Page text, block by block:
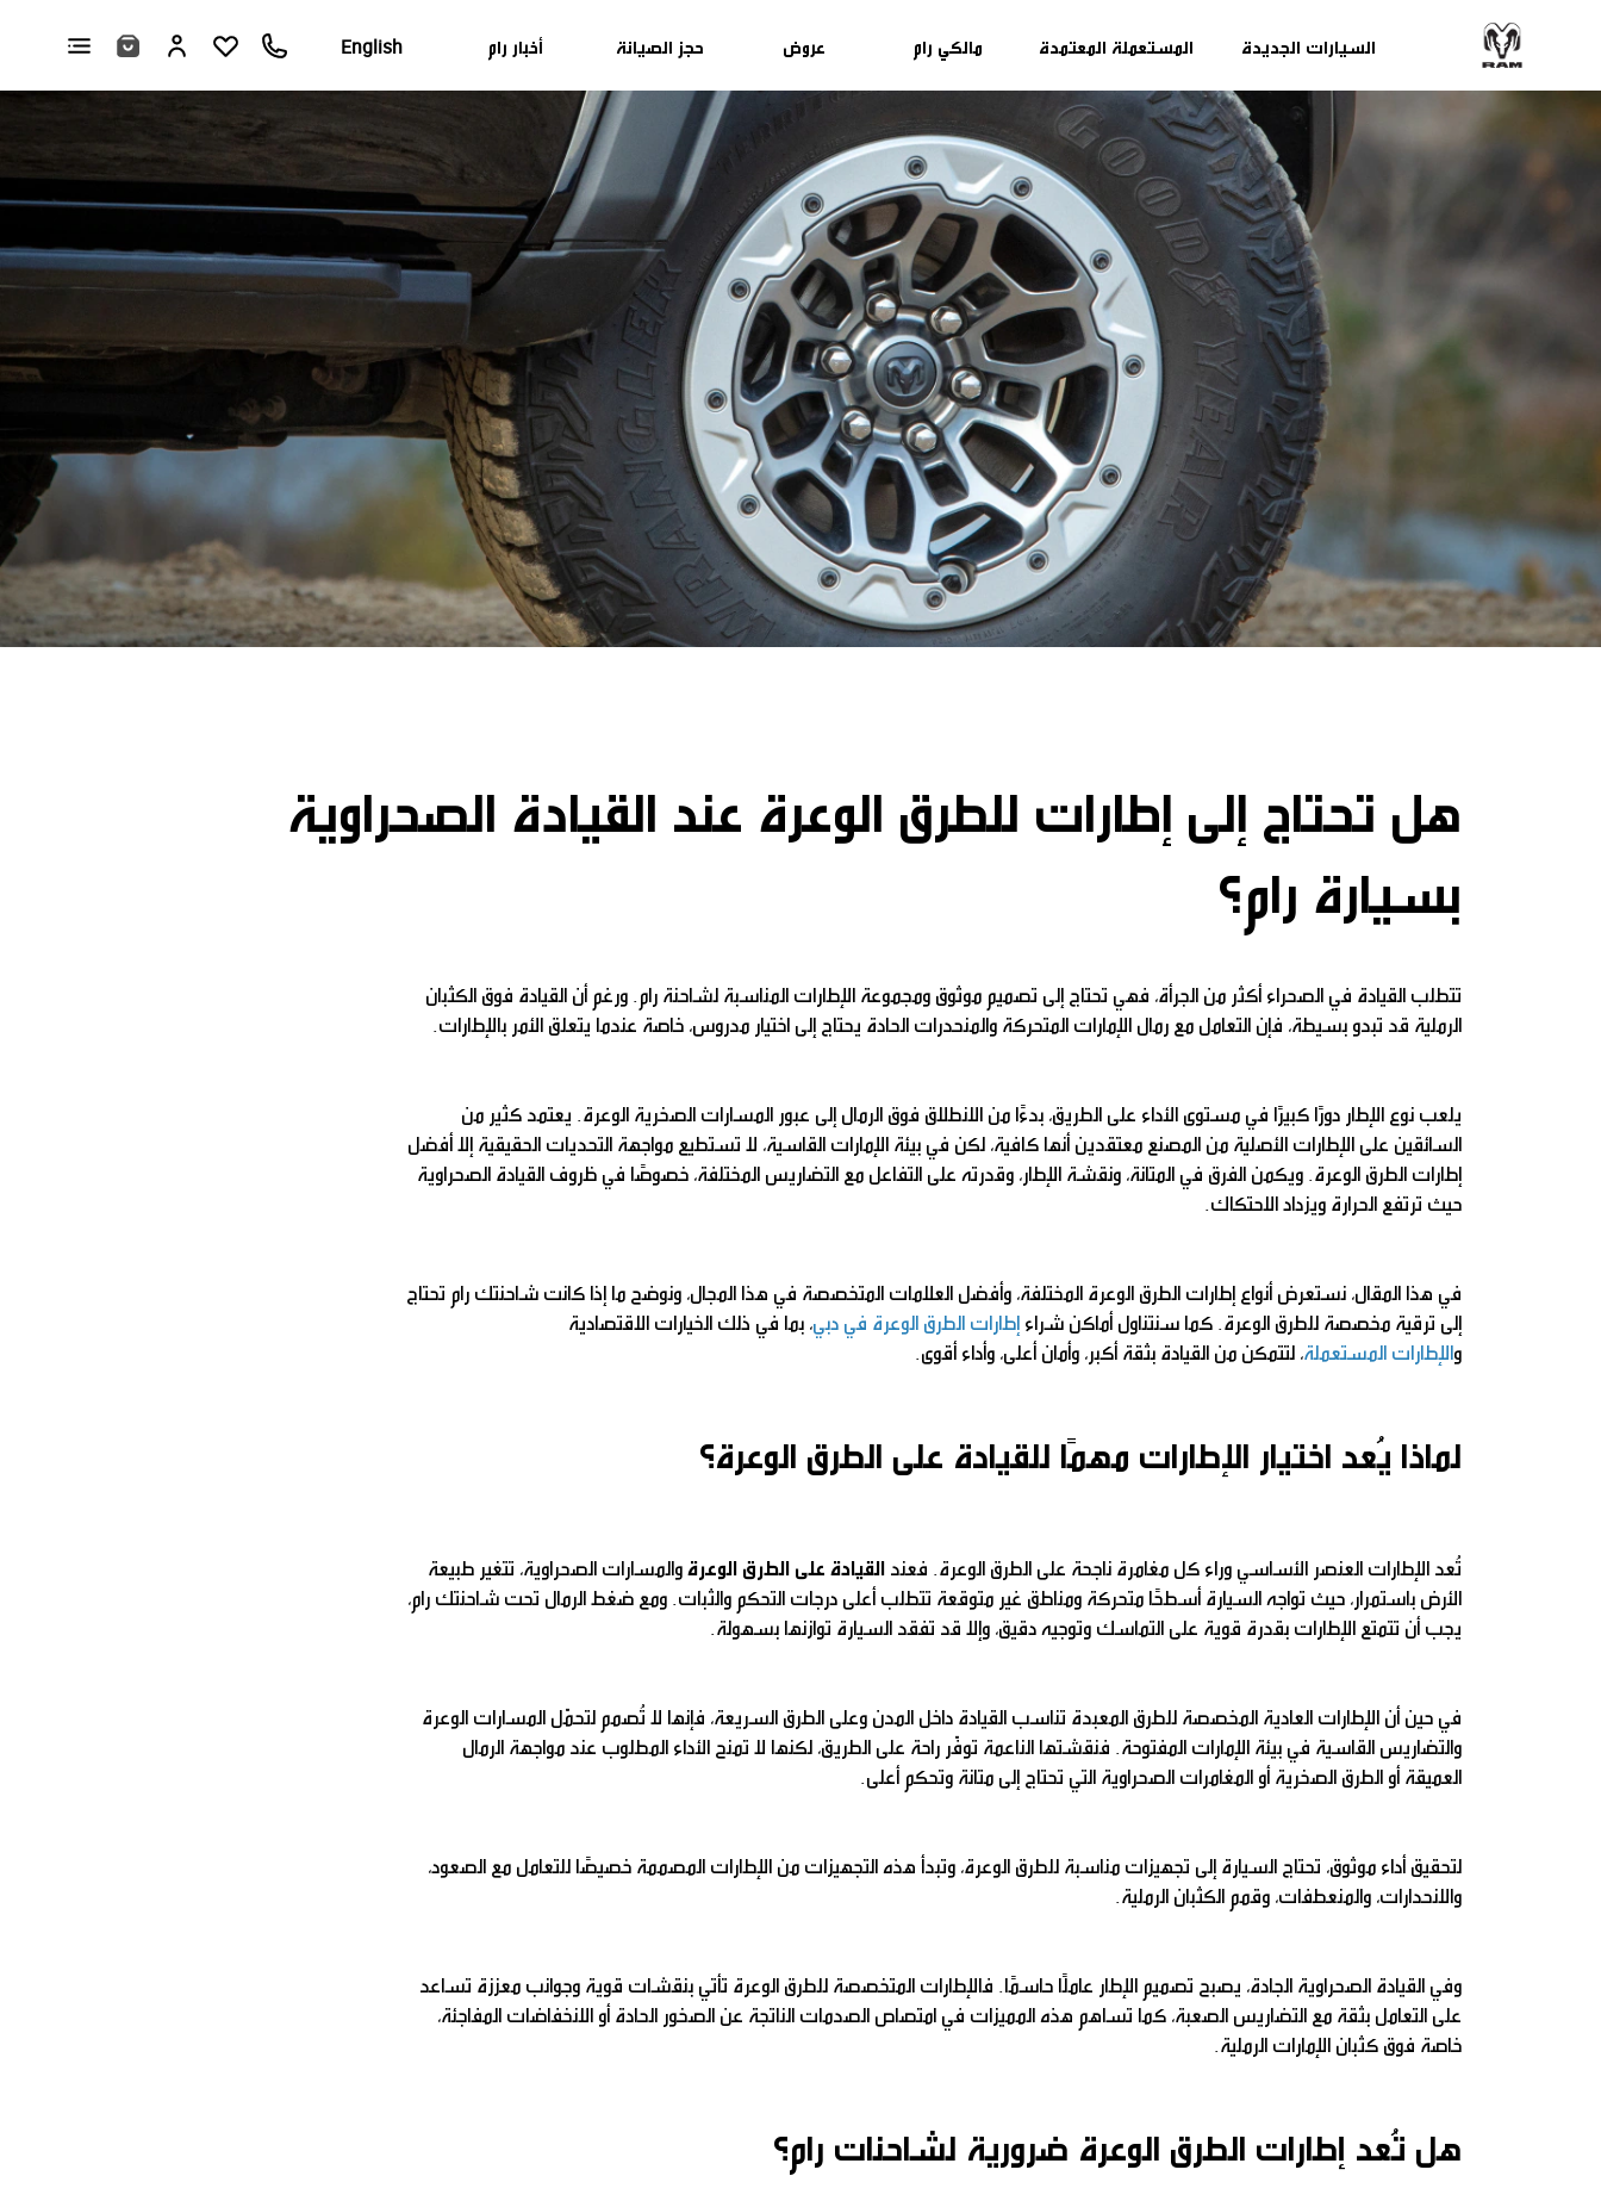
السيارات الجديدة المستعملة المعتمدة مالكي رام عروض حجز الصيانة أخبار رام English
هل تحتاج إلى إطارات للطرق الوعرة عند القيادة الصحراوية
بسيارة رام؟
تتطلب القيادة في الصحراء أكثر من الجرأة، فهي تحتاج إلى تصميم موثوق ومجموعة الإطارات المناسبة لشاحنة رام. ورغم أن القيادة فوق الكثبان
الرملية قد تبدو بسيطة، فإن التعامل مع رمال الإمارات المتحركة والمنحدرات الحادة يحتاج إلى اختيار مدروس، خاصة عندما يتعلق الأمر بالإطارات.
يلعب نوع الإطار دورًا كبيرًا في مستوى الأداء على الطريق، بدءًا من الانطلاق فوق الرمال إلى عبور المسارات الصخرية الوعرة. يعتمد كثير من
السائقين على الإطارات الأصلية من المصنع معتقدين أنها كافية، لكن في بيئة الإمارات القاسية، لا تستطيع مواجهة التحديات الحقيقية إلا أفضل
إطارات الطرق الوعرة. ويكمن الفرق في المتانة، ونقشة الإطار، وقدرته على التفاعل مع التضاريس المختلفة، خصوصًا في ظروف القيادة الصحراوية
حيث ترتفع الحرارة ويزداد الاحتكاك.
في هذا المقال، نستعرض أنواع إطارات الطرق الوعرة المختلفة، وأفضل العلامات المتخصصة في هذا المجال، ونوضح ما إذا كانت شاحنتك رام تحتاج
إلى ترقية مخصصة للطرق الوعرة. كما سنتناول أماكن شراء إطارات الطرق الوعرة في دبي، بما في ذلك الخيارات الاقتصادية
والإطارات المستعملة، لتتمكن من القيادة بثقة أكبر، وأمان أعلى، وأداء أقوى.
لماذا يُعد اختيار الإطارات مهمًا للقيادة على الطرق الوعرة؟
تُعد الإطارات العنصر الأساسي وراء كل مغامرة ناجحة على الطرق الوعرة. فعند القيادة على الطرق الوعرةوالمسارات الصحراوية، تتغير طبيعة
الأرض باستمرار، حيث تواجه السيارة أسطحًا متحركة ومناطق غير متوقعة تتطلب أعلى درجات التحكم والثبات. ومع ضغط الرمال تحت شاحنتك رام،
يجب أن تتمتع الإطارات بقدرة قوية على التماسك وتوجيه دقيق، وإلا قد تفقد السيارة توازنها بسهولة.
في حين أن الإطارات العادية المخصصة للطرق المعبدة تناسب القيادة داخل المدن وعلى الطرق السريعة، فإنها لا تُصمم لتحمّل المسارات الوعرة
والتضاريس القاسية في بيئة الإمارات المفتوحة. فنقشتها الناعمة توفّر راحة على الطريق، لكنها لا تمنح الأداء المطلوب عند مواجهة الرمال
العميقة أو الطرق الصخرية أو المغامرات الصحراوية التي تحتاج إلى متانة وتحكم أعلى.
لتحقيق أداء موثوق، تحتاج السيارة إلى تجهيزات مناسبة للطرق الوعرة، وتبدأ هذه التجهيزات من الإطارات المصممة خصيصًا للتعامل مع الصعود،
والانحدارات، والمنعطفات، وقمم الكثبان الرملية.
وفي القيادة الصحراوية الجادة، يصبح تصميم الإطار عاملًا حاسمًا. فالإطارات المتخصصة للطرق الوعرة تأتي بنقشات قوية وجوانب معززة تساعد
على التعامل بثقة مع التضاريس الصعبة، كما تساهم هذه المميزات في امتصاص الصدمات الناتجة عن الصخور الحادة أو الانخفاضات المفاجئة،
خاصة فوق كثبان الإمارات الرملية.
هل تُعد إطارات الطرق الوعرة ضرورية لشاحنات رام؟